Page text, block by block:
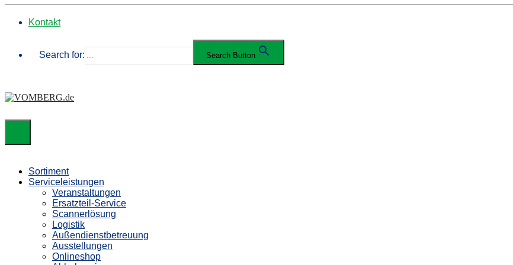
Kontakt
Search for: Search Button
Sortiment
Serviceleistungen
Veranstaltungen
Ersatzteil-Service
Scannerlösung
Logistik
Außendienstbetreuung
Ausstellungen
Onlineshop